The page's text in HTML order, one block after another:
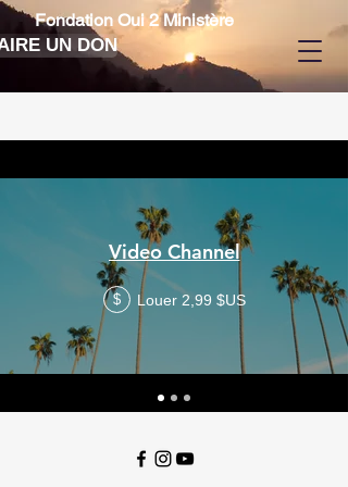
Fondation Oui 2 Ministère
UN DON
Video Channel
$ Louer 2,99 $US